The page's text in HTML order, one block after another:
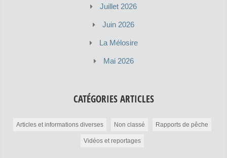
Juillet 2026
Juin 2026
La Mélosire
Mai 2026
CATÉGORIES ARTICLES
Articles et informations diverses Non classé Rapports de pêche
Vidéos et reportages